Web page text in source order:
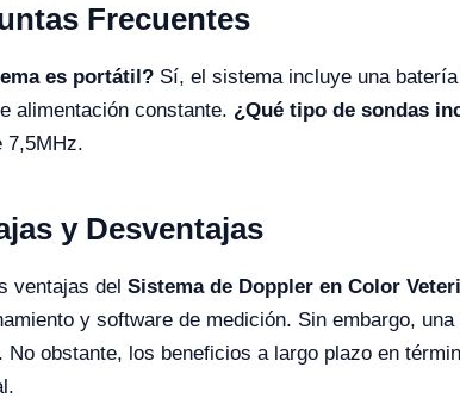
Frecuentes
es portátil? Sí, el sistema incluye una
alimentación constante. ¿Qué tipo de sondas
7,5MHz.
y Desventajas
ventajas del Sistema de Doppler en Color
y software de medición. Sin embargo,
No obstante, los beneficios a largo plazo en